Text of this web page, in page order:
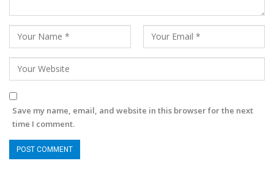
Save my name, email, and website in this browser for the next
time I comment.